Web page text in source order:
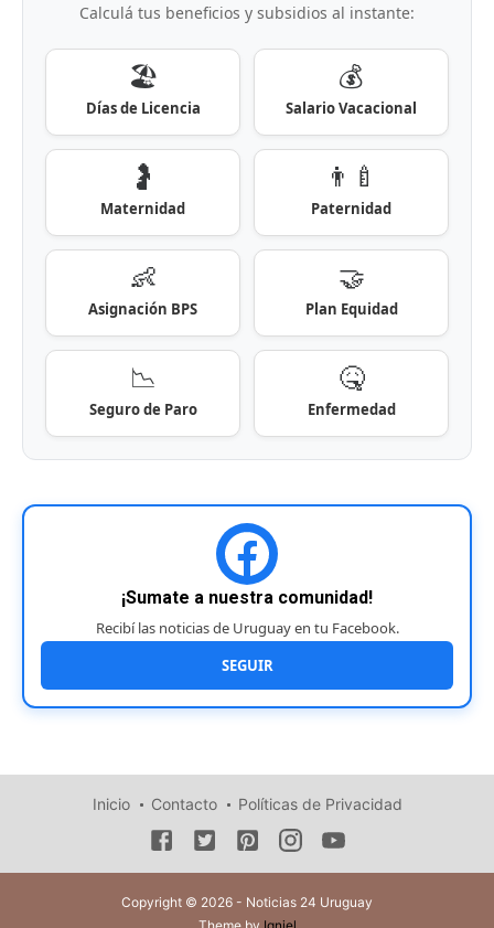
Calculá tus beneficios y subsidios al instante:
🏖️
Días de Licencia
💰
Salario Vacacional
🤰
Maternidad
👨‍🍼
Paternidad
👶
Asignación BPS
🤝
Plan Equidad
📉
Seguro de Paro
🤒
Enfermedad
¡Sumate a nuestra comunidad!
Recibí las noticias de Uruguay en tu Facebook.
SEGUIR
Inicio Contacto Políticas de Privacidad
Copyright © 2026 - Noticias 24 Uruguay